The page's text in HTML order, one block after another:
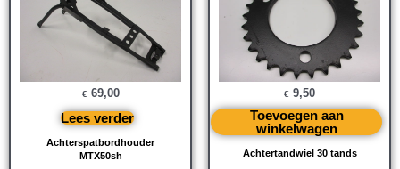
Achterspatbordhouder
MTX50sh
€ 69,00
Lees verder
Achtertandwiel 30 tands
€ 9,50
Toevoegen aan
winkelwagen